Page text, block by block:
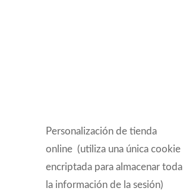
Personalización de tienda
online (utiliza una única cookie
encriptada para almacenar toda
la información de la sesión)